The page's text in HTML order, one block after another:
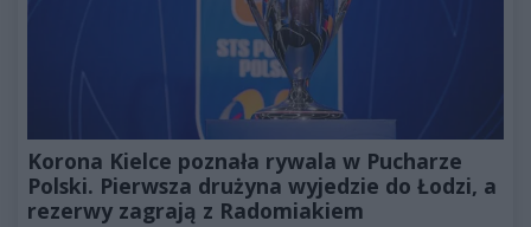
Korona Kielce poznała rywala w Pucharze
Polski. Pierwsza drużyna wyjedzie do Łodzi, a
rezerwy zagrają z Radomiakiem